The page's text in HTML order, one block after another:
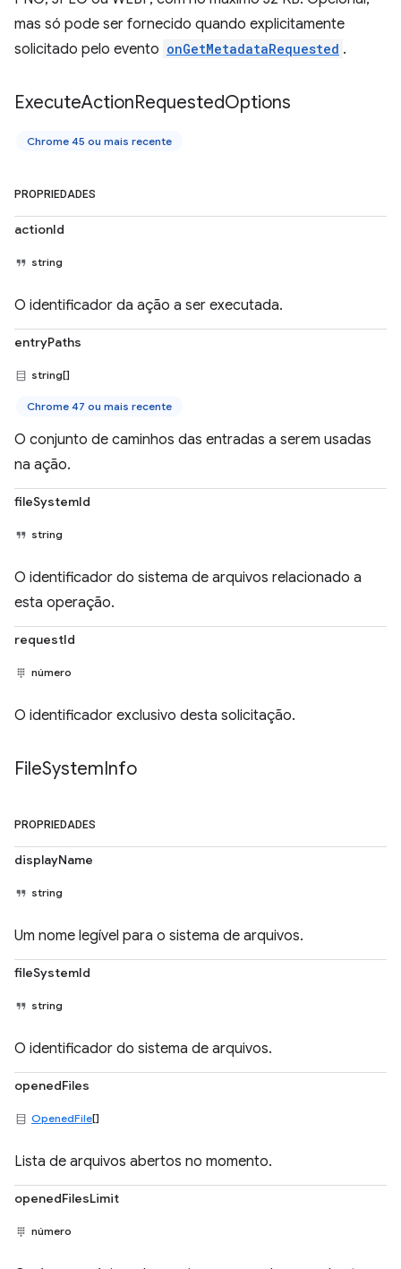
mas só pode ser fornecido quando explicitamente
solicitado pelo evento onGetMetadataRequested .
ExecuteActionRequestedOptions
Chrome 45 ou mais recente
PROPRIEDADES
actionId
string
O identificador da ação a ser executada.
entryPaths
string[]
Chrome 47 ou mais recente
O conjunto de caminhos das entradas a serem usadas
na ação.
fileSystemId
string
O identificador do sistema de arquivos relacionado a
esta operação.
requestId
número
O identificador exclusivo desta solicitação.
FileSystemInfo
PROPRIEDADES
displayName
string
Um nome legível para o sistema de arquivos.
fileSystemId
string
O identificador do sistema de arquivos.
openedFiles
OpenedFile[]
Lista de arquivos abertos no momento.
openedFilesLimit
número